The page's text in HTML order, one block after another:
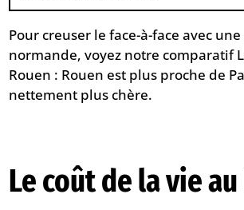
Pour creuser le face-à-face avec
normande, voyez notre comparatif
Rouen : Rouen est plus proche de
nettement plus chère.
Le coût de la vie